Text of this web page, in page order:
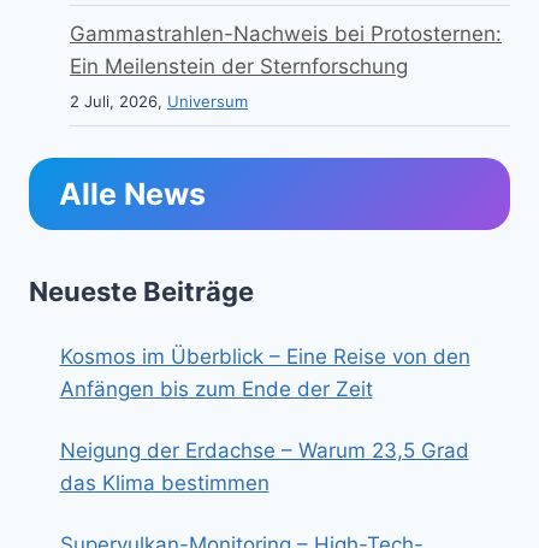
Gammastrahlen-Nachweis bei Protosternen:
Ein Meilenstein der Sternforschung
2 Juli, 2026, Universum
Alle News
Neueste Beiträge
Kosmos im Überblick – Eine Reise von den
Anfängen bis zum Ende der Zeit
Neigung der Erdachse – Warum 23,5 Grad
das Klima bestimmen